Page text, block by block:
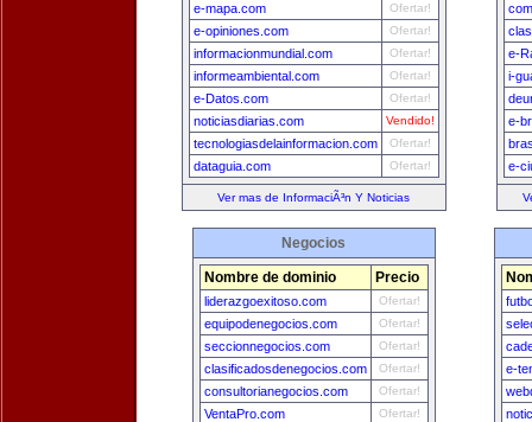
e-mapa.com Ofertar!
e-opiniones.com Ofertar!
informacionmundial.com Ofertar!
informeambiental.com Ofertar!
e-Datos.com Ofertar!
noticiasdiarias.com Vendido!
tecnologiasdelainformacion.com Ofertar!
dataguia.com Ofertar!
Ver mas de InformaciÃ³n Y Noticias
e-
i-
e-
e-
Negocios
Nombre de dominio Precio
liderazgoexitoso.com Ofertar!
equipodenegocios.com Ofertar!
seccionnegocios.com Ofertar!
clasificadosdenegocios.com Ofertar!
consultorianegocios.com Ofertar!
VentaPro.com Ofertar!
e-